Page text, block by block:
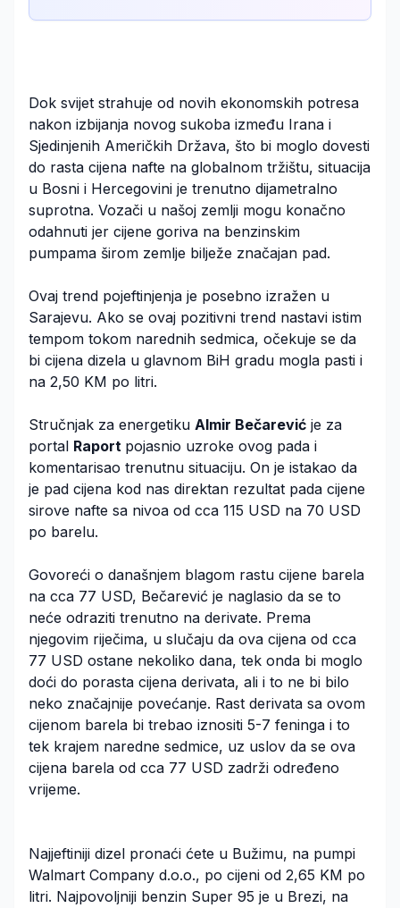
Dok svijet strahuje od novih ekonomskih potresa
nakon izbijanja novog sukoba između Irana i
Sjedinjenih Američkih Država, što bi moglo dovesti
do rasta cijena nafte na globalnom tržištu, situacija
u Bosni i Hercegovini je trenutno dijametralno
suprotna. Vozači u našoj zemlji mogu konačno
odahnuti jer cijene goriva na benzinskim
pumpama širom zemlje bilježe značajan pad.
Ovaj trend pojeftinjenja je posebno izražen u
Sarajevu. Ako se ovaj pozitivni trend nastavi istim
tempom tokom narednih sedmica, očekuje se da
bi cijena dizela u glavnom BiH gradu mogla pasti i
na 2,50 KM po litri.
Stručnjak za energetiku Almir Bečarević je za
portal Raport pojasnio uzroke ovog pada i
komentarisao trenutnu situaciju. On je istakao da
je pad cijena kod nas direktan rezultat pada cijene
sirove nafte sa nivoa od cca 115 USD na 70 USD
po barelu.
Govoreći o današnjem blagom rastu cijene barela
na cca 77 USD, Bečarević je naglasio da se to
neće odraziti trenutno na derivate. Prema
njegovim riječima, u slučaju da ova cijena od cca
77 USD ostane nekoliko dana, tek onda bi moglo
doći do porasta cijena derivata, ali i to ne bi bilo
neko značajnije povećanje. Rast derivata sa ovom
cijenom barela bi trebao iznositi 5-7 feninga i to
tek krajem naredne sedmice, uz uslov da se ova
cijena barela od cca 77 USD zadrži određeno
vrijeme.
Najjeftiniji dizel pronaći ćete u Bužimu, na pumpi
Walmart Company d.o.o., po cijeni od 2,65 KM po
litri. Najpovoljniji benzin Super 95 je u Brezi, na